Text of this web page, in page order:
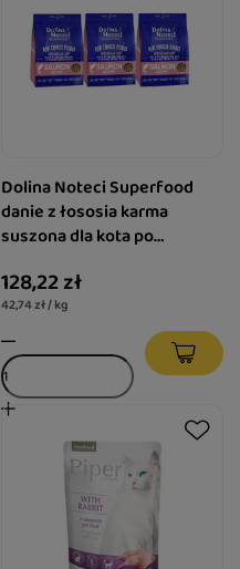
Dolina Noteci Superfood
danie z łososia karma
suszona dla kota po
128,22 zł
42,74 zł / kg